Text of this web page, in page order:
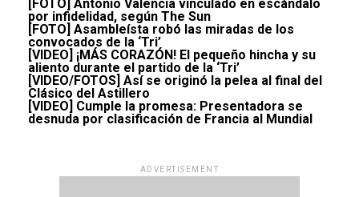
[FOTO] Antonio Valencia vinculado en escándalo
por infidelidad, según The Sun
[FOTO] Asambleísta robó las miradas de los
convocados de la ‘Tri’
[VIDEO] ¡MÁS CORAZÓN! El pequeño hincha y su
aliento durante el partido de la ‘Tri’
[VIDEO/FOTOS] Así se originó la pelea al final del
Clásico del Astillero
[VIDEO] Cumple la promesa: Presentadora se
desnuda por clasificación de Francia al Mundial
ADVERTISEMENT